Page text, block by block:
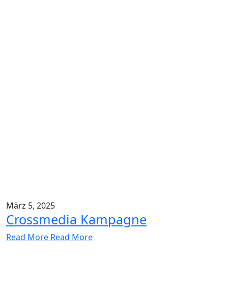
März 5, 2025
Crossmedia Kampagne
Read More Read More